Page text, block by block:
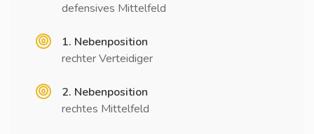
defensives Mittelfeld
1. Nebenposition
rechter Verteidiger
2. Nebenposition
rechtes Mittelfeld